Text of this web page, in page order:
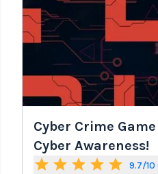
Cyber Crime
Cyber Awareness!
star star star star star